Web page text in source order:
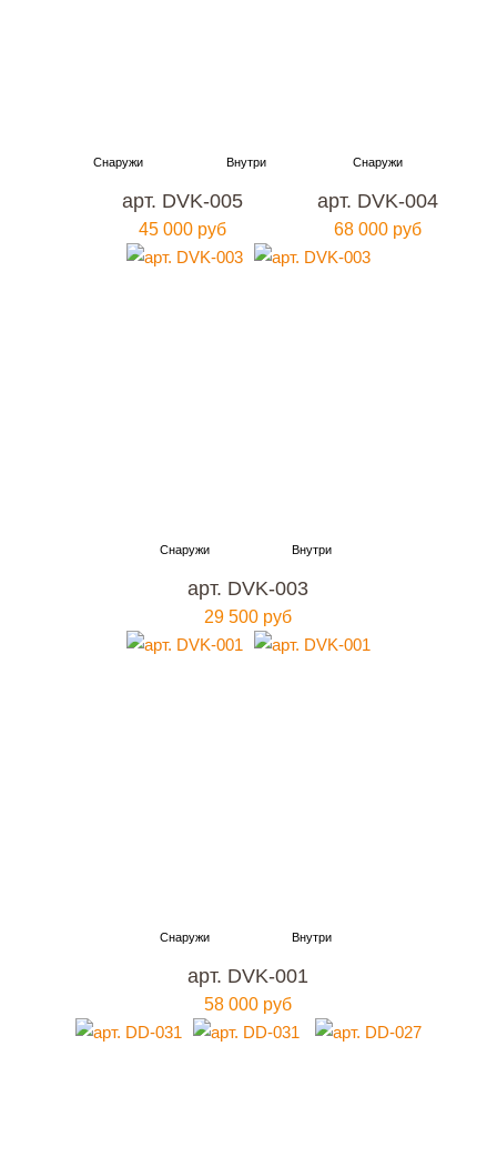
арт. DVK-005
45 000 руб
арт. DVK-004
68 000 руб
арт. DVK-003
29 500 руб
арт. DVK-001
58 000 руб